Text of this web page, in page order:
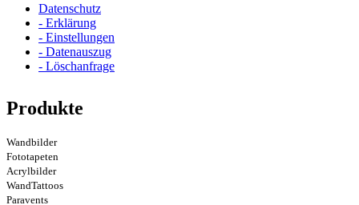
Datenschutz
- Erklärung
- Einstellungen
- Datenauszug
- Löschanfrage
Produkte
Wandbilder
Fototapeten
Acrylbilder
WandTattoos
Paravents